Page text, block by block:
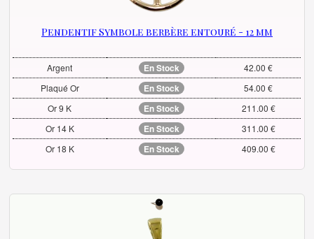
Pendentif Symbole berbère entouré - 12 mm
Argent En Stock
42.00 €
Plaqué Or
En Stock
54.00 €
Or 9 K
En Stock
211.00 €
Or 14 K
En Stock
311.00 €
Or 18 K
En Stock 409.00 €